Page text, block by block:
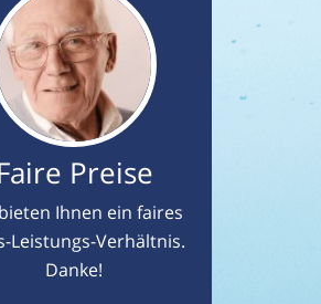
Preise
Ihnen ein faires
Leistungs-Verhältnis.
Danke!